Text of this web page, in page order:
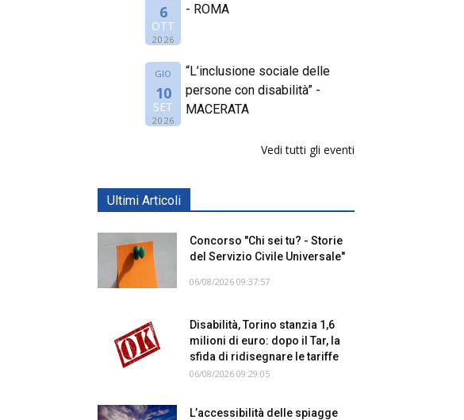
6
OTT
2026
- ROMA
GIO
10
SET
2026
“L’inclusione sociale delle
persone con disabilità” -
MACERATA
Vedi tutti gli eventi
Ultimi Articoli
Concorso "Chi sei tu? - Storie
del Servizio Civile Universale"
06/08/2026 09:37:57
Disabilità, Torino stanzia 1,6
milioni di euro: dopo il Tar, la
sfida di ridisegnare le tariffe
06/08/2026 09:29:05
L’accessibilità delle spiagge